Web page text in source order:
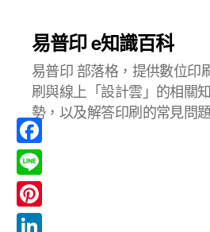
易普印 e知識百科
易普印 部落格，提供數位印
刷與線上「設計雲」的相關
勢，以及解答印刷的常見問題
F
a
c
L
iP